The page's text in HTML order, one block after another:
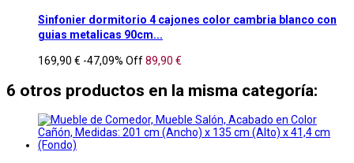
Sinfonier dormitorio 4 cajones color cambria blanco con
guias metalicas 90cm...
169,90 € -47,09% Off89,90 €
6 otros productos en la misma categoría: